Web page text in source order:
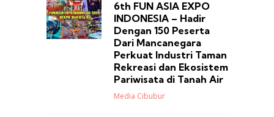
6th FUN ASIA EXPO
INDONESIA – Hadir
Dengan 150 Peserta
Dari Mancanegara
Perkuat Industri Taman
Rekreasi dan Ekosistem
Pariwisata di Tanah Air
Posted
Media Cibubur